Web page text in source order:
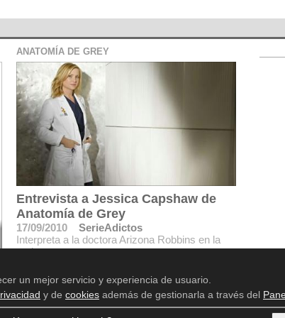
ANATOMÍA DE GREY
Entrevista a Jessica Capshaw de
Anatomía de Grey
17/09/2010
SerieAdictos
Interpreta a la doctora Arizona Robbins en la
serie
legal
un mejor servicio y experiencia de usuario.
y de cookiesademás de gestionarla a través del